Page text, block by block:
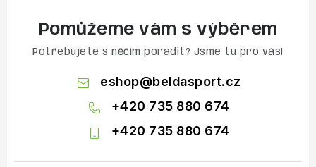
Pomůžeme vám s výběrem
Potřebujete s něčím poradit? Jsme tu pro vás!
eshop@beldasport.cz
+420 735 880 674
+420 735 880 674